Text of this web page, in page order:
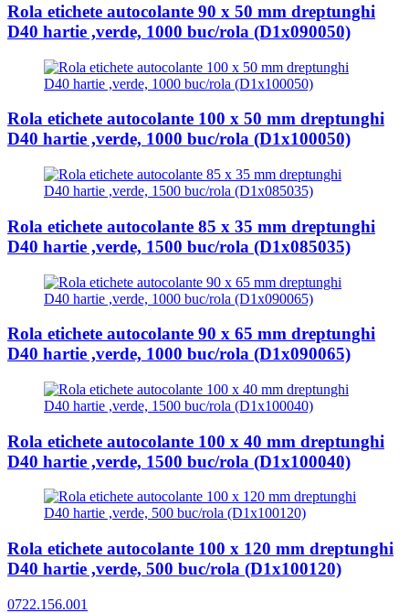
Rola etichete autocolante 90 x 50 mm dreptunghi
D40 hartie ,verde, 1000 buc/rola (D1x090050)
Rola etichete autocolante 100 x 50 mm dreptunghi
D40 hartie ,verde, 1000 buc/rola (D1x100050)
Rola etichete autocolante 85 x 35 mm dreptunghi
D40 hartie ,verde, 1500 buc/rola (D1x085035)
Rola etichete autocolante 90 x 65 mm dreptunghi
D40 hartie ,verde, 1000 buc/rola (D1x090065)
Rola etichete autocolante 100 x 40 mm dreptunghi
D40 hartie ,verde, 1500 buc/rola (D1x100040)
Rola etichete autocolante 100 x 120 mm dreptunghi
D40 hartie ,verde, 500 buc/rola (D1x100120)
0722.156.001